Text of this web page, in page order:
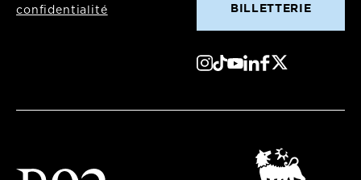
confidentialité
BILLETTERIE